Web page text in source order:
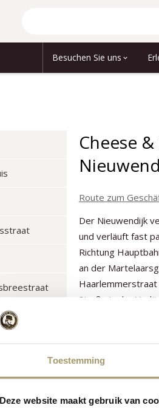
Toestemming
Deze website maakt gebruik van
Besuchen Sie uns
Cheese
Route zum
Der Nieuwendijk
und verläuft fast
Richtung
an der
Haarlemmerstraat
Straße in der